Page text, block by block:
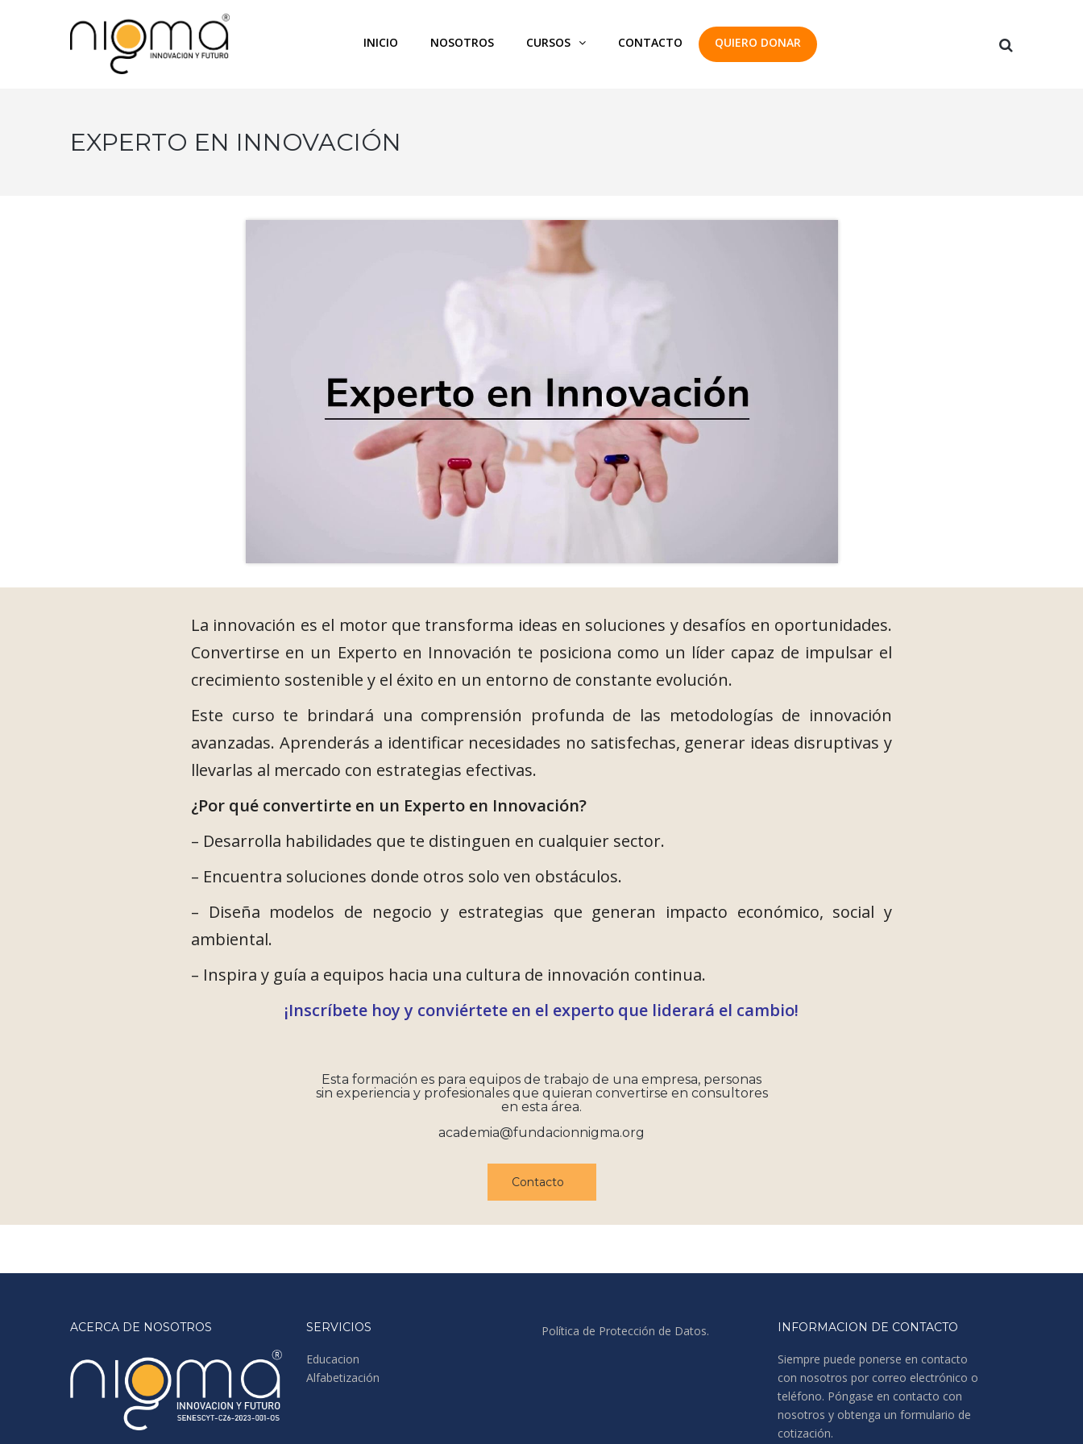
INICIO NOSOTROS CURSOS CONTACTO QUIERO DONAR
EXPERTO EN INNOVACIÓN
La innovación es el motor que transforma ideas en soluciones y desafíos en oportunidades.
Convertirse en un Experto en Innovación te posiciona como un líder capaz de impulsar el
crecimiento sostenible y el éxito en un entorno de constante evolución.
Este curso te brindará una comprensión profunda de las metodologías de innovación
avanzadas. Aprenderás a identificar necesidades no satisfechas, generar ideas disruptivas y
llevarlas al mercado con estrategias efectivas.
¿Por qué convertirte en un Experto en Innovación?
– Desarrolla habilidades que te distinguen en cualquier sector.
– Encuentra soluciones donde otros solo ven obstáculos.
– Diseña modelos de negocio y estrategias que generan impacto económico, social y
ambiental.
– Inspira y guía a equipos hacia una cultura de innovación continua.
¡Inscríbete hoy y conviértete en el experto que liderará el cambio!
Esta formación es para equipos de trabajo de una empresa, personas
sin experiencia y profesionales que quieran convertirse en consultores
en esta área.
academia@fundacionnigma.org
Contacto
ACERCA DE NOSOTROS SERVICIOS
Educacion
Alfabetización
Política de Protección de Datos. INFORMACION DE CONTACTO
Siempre puede ponerse en contacto
con nosotros por correo electrónico o
teléfono. Póngase en contacto con
nosotros y obtenga un formulario de
cotización.